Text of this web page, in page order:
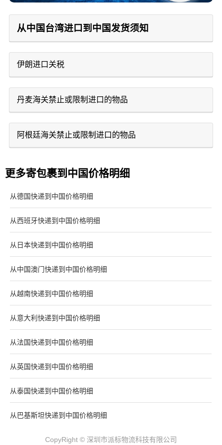
从中国台湾进口到中国发货须知
伊朗进口关税
丹麦海关禁止或限制进口的物品
阿根廷海关禁止或限制进口的物品
更多寄包裹到中国价格明细
从德国快递到中国价格明细
从西班牙快递到中国价格明细
从日本快递到中国价格明细
从中国澳门快递到中国价格明细
从越南快递到中国价格明细
从意大利快递到中国价格明细
从法国快递到中国价格明细
从英国快递到中国价格明细
从泰国快递到中国价格明细
从巴基斯坦快递到中国价格明细
CopyRight © 深圳市派标物流科技有限公司